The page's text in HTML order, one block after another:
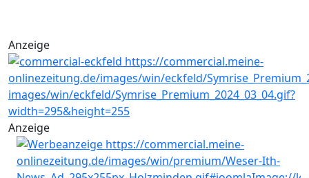
Anzeige
Anzeige